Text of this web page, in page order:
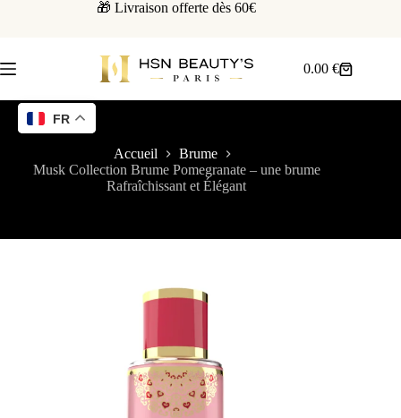
🎁 Livraison offerte dès 60€
0.00€
Accueil
Brume
Musk Collection Brume Pomegranate – une brume
Rafraîchissant et Élégant
FR